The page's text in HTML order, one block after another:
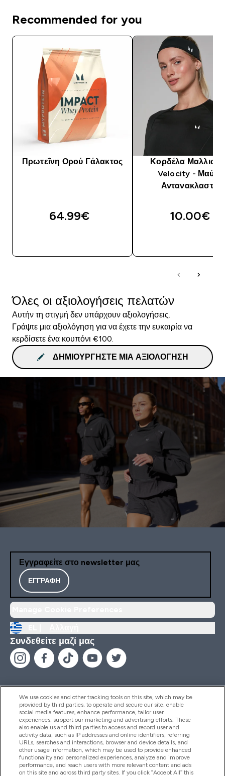
Recommended for you
Πρωτεΐνη Ορού Γάλακτος
64.99€‎
Κορδέλα Μαλλιών
Velocity -
Αντανακλαστικό
10.00€‎
Όλες οι αξιολογήσεις πελατών
Αυτήν τη στιγμή δεν υπάρχουν αξιολογήσεις.
Γράψτε μια αξιολόγηση για να έχετε την ευκαιρία να
κερδίσετε ένα κουπόνι €100.
ΔΗΜΙΟΥΡΓΉΣΤΕ ΜΙΑ ΑΞΙΟΛΌΓΗΣΗ
Εγγραφείτε στο newsletter μας
ΕΓΓΡΑΦΉ
Συνδεθείτε μαζί μας
Βοήθεια & Πληροφορίες
Προϊόντα
We use cookies and other tracking tools on this site, which may be
provided by third parties, to operate and secure our site, enable
social media features, enhance performance, tailor user
experiences, support our marketing and advertising efforts. These
also enable us and third parties to access and record user and
activity data, such as IP addresses and online identifiers, referring
URLs, searches and interactions, browser and device details, and
other usage information, which may be used to provide enhanced
functionality and personalized experiences, analyze and improve
performance, and reach users with more relevant content and ads
on this site and across third party sites. If you click “Accept All” this